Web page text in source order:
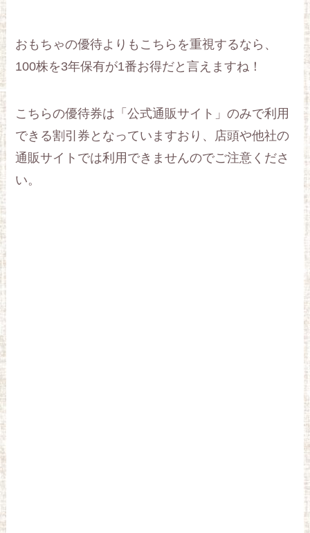
おもちゃの優待よりもこちらを重視するなら、
100株を3年保有が1番お得だと言えますね！
こちらの優待券は「公式通販サイト」のみで利用
できる割引券となっていますおり、店頭や他社の
通販サイトでは利用できませんのでご注意くださ
い。